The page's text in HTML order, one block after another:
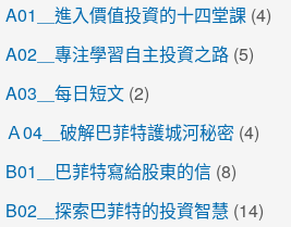
A01＿進入價值投資的十四堂課 (4)
A02＿專注學習自主投資之路 (5)
A03＿每日短文 (2)
Ａ04＿破解巴菲特護城河秘密 (4)
B01＿巴菲特寫給股東的信 (8)
B02＿探索巴菲特的投資智慧 (14)